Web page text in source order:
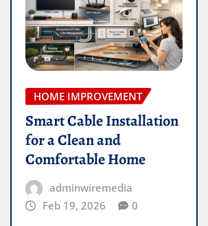
HOME IMPROVEMENT
Smart Cable Installation
for a Clean and
Comfortable Home
adminwiremedia
Feb 19, 2026
0